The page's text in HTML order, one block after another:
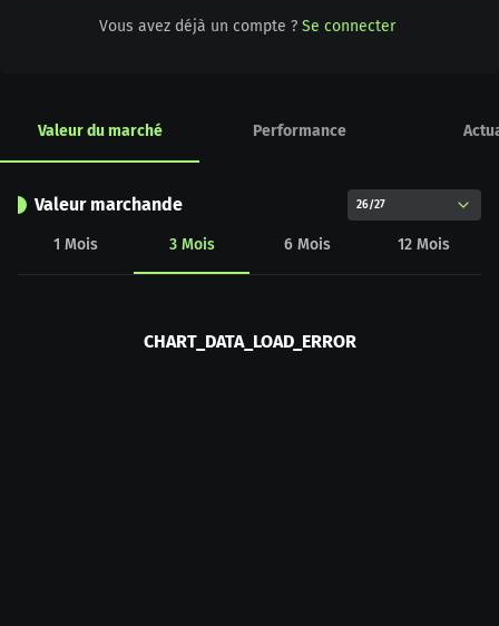
Vous avez déjà un compte ? Se connecter
Valeur du marché Performance
Valeur marchande 26/27
1 Mois 3 Mois 6 Mois 12 Mois
CHART_DATA_LOAD_ERROR